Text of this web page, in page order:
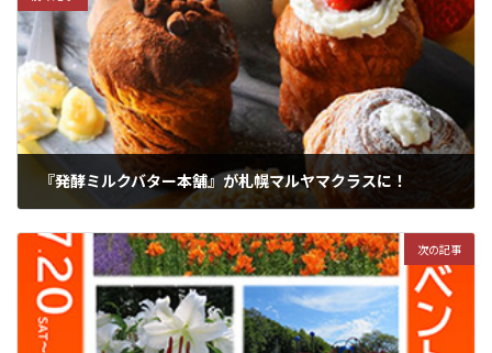
『発酵ミルクバター本舗』が札幌マルヤマクラスに！
次の記事